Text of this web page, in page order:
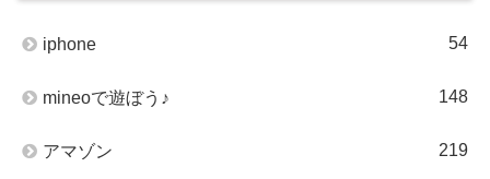
iphone 54
mineoで遊ぼう♪ 148
アマゾン 219